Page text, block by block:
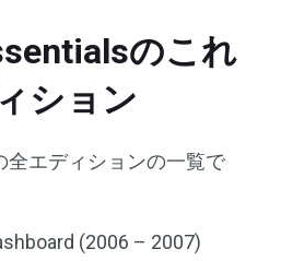
のこれ
ション
エディションの一覧で
(2006 – 2007)